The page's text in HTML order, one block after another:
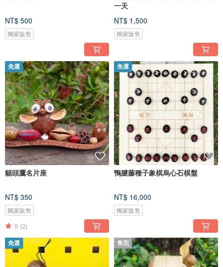
NT$ 500
獨家販售
一天
NT$ 1,500
獨家販售
免運
貓頭鷹名片座
NT$ 350
獨家販售
5 (2)
免運
鴨腱藤種子象棋烏心石棋盤
NT$ 16,000
獨家販售
免運 售完